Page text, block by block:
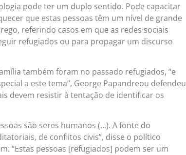
pode ter um duplo sentido. Pode capacitar
que estas pessoas têm um nível de grande
referindo casos em que as redes sociais
refugiados ou para propagar um discurso
também foram no passado refugiados, “e
a este tema”, George Papandreou defendeu
devem resistir à tentação de identificar os
são seres humanos (…). A fonte do
de conflitos civis”, disse o político
“Estas pessoas [refugiados] podem ser um